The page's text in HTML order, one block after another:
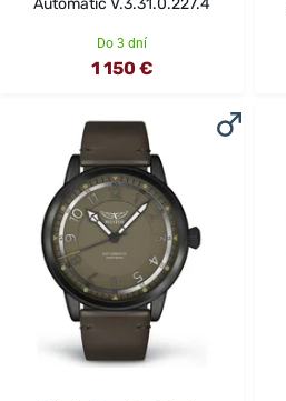
Do 3 dní
1 150 €